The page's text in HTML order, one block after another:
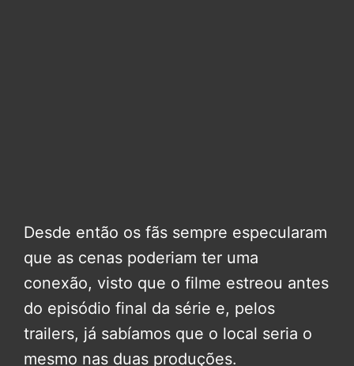
Desde então os fãs sempre especularam
que as cenas poderiam ter uma
conexão, visto que o filme estreou antes
do episódio final da série e, pelos
trailers, já sabíamos que o local seria o
mesmo nas duas produções.